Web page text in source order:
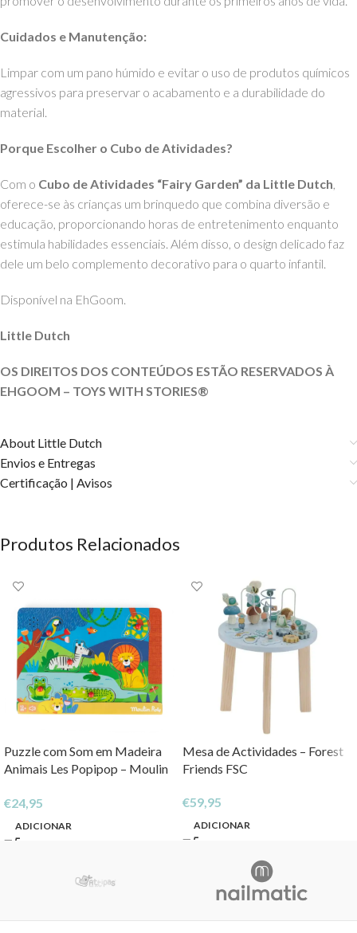
Cuidados e Manutenção:
Limpar com um pano húmido e evitar o uso de produtos químicos
agressivos para preservar o acabamento e a durabilidade do
material.
Porque Escolher o Cubo de Atividades?
Com o Cubo de Atividades “Fairy Garden” da Little Dutch,
oferece-se às crianças um brinquedo que combina diversão e
educação, proporcionando horas de entretenimento enquanto
estimula habilidades essenciais. Além disso, o design delicado faz
dele um belo complemento decorativo para o quarto infantil.
Disponível na EhGoom.
Little Dutch
OS DIREITOS DOS CONTEÚDOS ESTÃO RESERVADOS À
EHGOOM – TOYS WITH STORIES®️
About Little Dutch
Envios e Entregas
Certificação | Avisos
Produtos Relacionados
Puzzle com Som em Madeira
Animais Les Popipop – Moulin
€24,95
ADICIONAR
Mesa de Actividades – Forest
Friends FSC
€59,95
ADICIONAR